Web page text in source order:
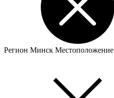
Регион Минск Местоположение